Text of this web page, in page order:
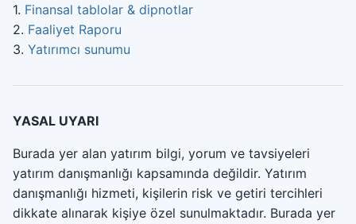
1. Finansal tablolar & dipnotlar
2. Faaliyet Raporu
3. Yatırımcı sunumu
YASAL UYARI
Burada yer alan yatırım bilgi, yorum ve tavsiyeleri
yatırım danışmanlığı kapsamında değildir. Yatırım
danışmanlığı hizmeti, kişilerin risk ve getiri tercihleri
dikkate alınarak kişiye özel sunulmaktadır. Burada yer